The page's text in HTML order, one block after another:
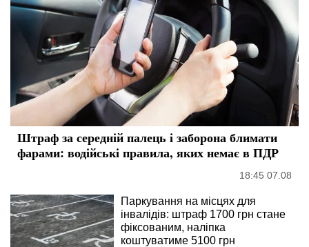
Штраф за середній палець і заборона блимати
фарами: водійські правила, яких немає в ПДР
18:45 07.08
Паркування на місцях для
інвалідів: штраф 1700 грн стане
фіксованим, наліпка
коштуватиме 5100 грн